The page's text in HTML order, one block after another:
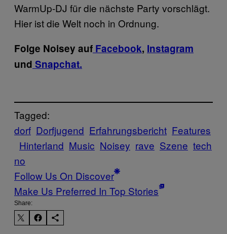
WarmUp-DJ für die nächste Party vorschlägt.
Hier ist die Welt noch in Ordnung.
Folge Noisey auf Facebook, Instagram
und Snapchat.
Tagged:
dorf Dorfjugend Erfahrungsbericht Features
Hinterland Music Noisey rave Szene tech
no
Follow Us On Discover
Make Us Preferred In Top Stories
Share: